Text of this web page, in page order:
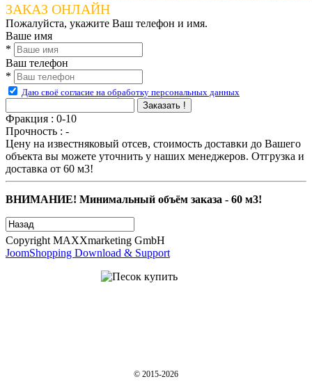
ЗАКАЗ ОНЛАЙН
Пожалуйста, укажите Ваш телефон и имя.
Ваше имя
*
Ваш телефон
*
Даю своё согласие на обработку персональных данных
Заказать !
Фракция : 0-10
Прочность : -
Цену на известняковый отсев, стоимость доставки до Вашего
объекта вы можете уточнить у наших менеджеров. Отгрузка и
доставка от 60 м3!
ВНИМАНИЕ! Минимальный объём заказа - 60 м3!
Copyright MAXXmarketing GmbH
JoomShopping Download & Support
© 2015-2026